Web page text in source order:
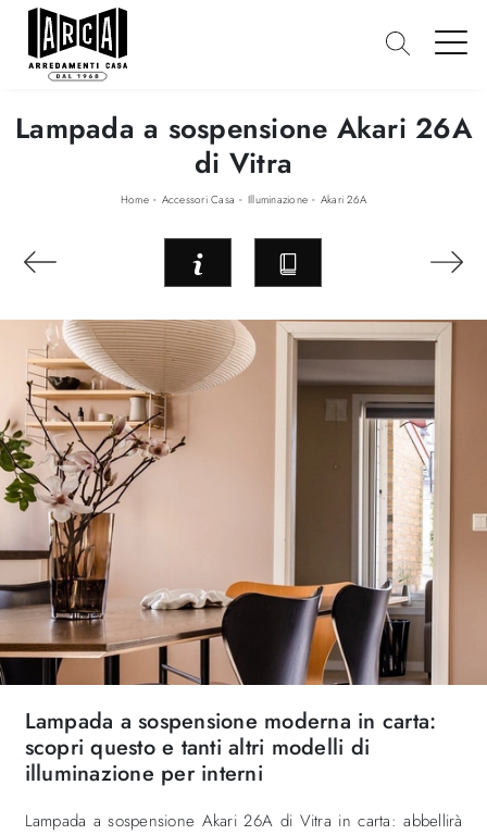
Lampada a sospensione Akari 26A
di Vitra
Home- Accessori Casa - Illuminazione - Akari 26A
Lampada a sospensione moderna in carta:
scopri questo e tanti altri modelli di
illuminazione per interni
Lampada a sospensione Akari 26A di Vitra in carta: abbellirà